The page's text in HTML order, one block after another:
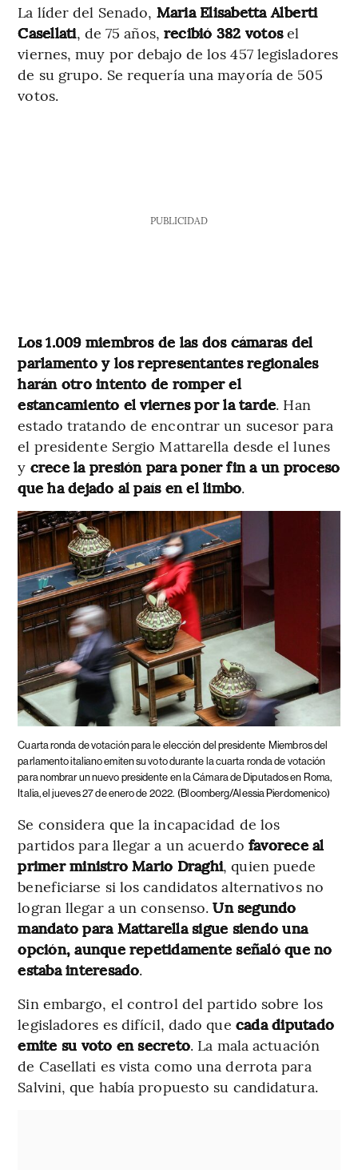
La líder del Senado, Maria Elisabetta Alberti
Casellati, de 75 años, recibió 382 votosel
viernes, muy por debajo de los 457 legisladores
de su grupo. Se requería una mayoría de 505
votos.
PUBLICIDAD
Los 1.009 miembros de las dos cámaras del
parlamento y los representantes regionales
harán otro intento de romper el
estancamiento el viernes por la tarde. Han
estado tratando de encontrar un sucesor para
el presidente Sergio Mattarella desde el lunes
y crece la presión para poner fin a un proceso
que ha dejado al país en el limbo.
Cuarta ronda de votación para le elección del presidente Miembros del
parlamento italiano emiten su voto durante la cuarta ronda de votación
para nombrar un nuevo presidente en la Cámara de Diputados en Roma,
Italia, el jueves 27 de enero de 2022. (Bloomberg/Alessia Pierdomenico)
Se considera que la incapacidad de los
partidos para llegar a un acuerdo favorece al
primer ministro Mario Draghi, quien puede
beneficiarse si los candidatos alternativos no
logran llegar a un consenso.Un segundo
mandato para Mattarella sigue siendo una
opción, aunque repetidamente señaló que no
estaba interesado.
Sin embargo, el control del partido sobre los
legisladores es difícil, dado que cada diputado
emite su voto en secreto. La mala actuación
de Casellati es vista como una derrota para
Salvini, que había propuesto su candidatura.